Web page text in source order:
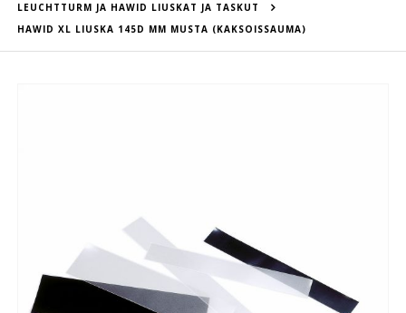
LEUCHTTURM JA HAWID LIUSKAT JA TASKUT
HAWID XL LIUSKA 145D MM MUSTA (KAKSOISSAUMA)